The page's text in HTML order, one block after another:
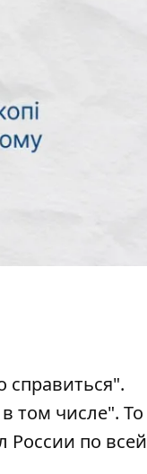
справиться".
том числе". То
России по всей